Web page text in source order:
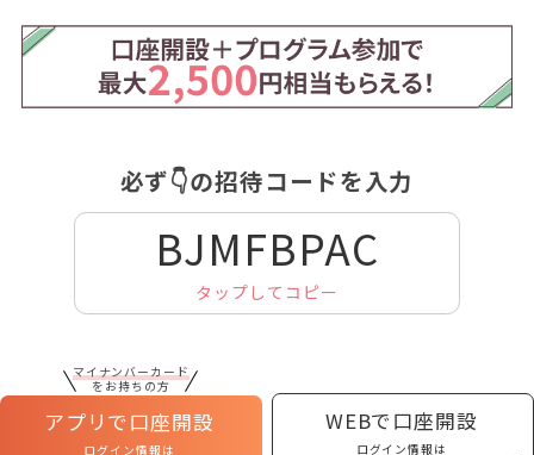
必ず👇の招待コードを入力
BJMFBPAC
タップしてコピー
マイナンバーカード
をお持ちの方
アプリで口座開設
ログイン情報は
WEBで口座開設
ログイン情報は